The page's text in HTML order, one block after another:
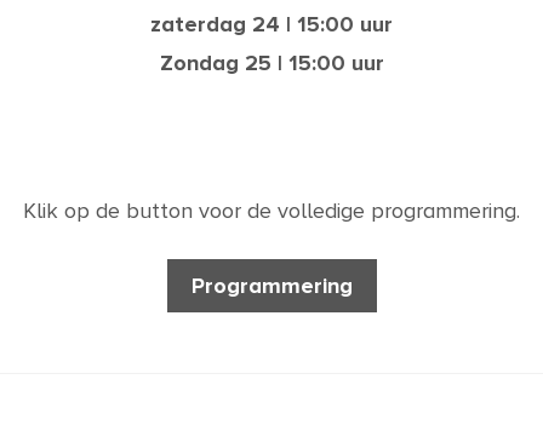
zaterdag 24 | 15:00 uur
Zondag 25 | 15:00 uur
Klik op de button voor de volledige programmering.
Programmering